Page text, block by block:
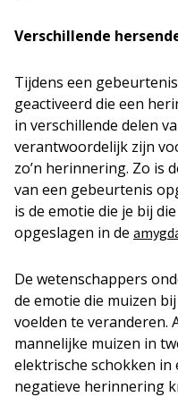
Verschillende
Tijdens een
geactiveerd die een
in verschillende delen
verantwoordelijk zijn
zo’n herinnering. Zo is
van een gebeurtenis
is de emotie die je bij
opgeslagen in de
De wetenschappers
de emotie die muizen
voelden te veranderen.
mannelijke muizen in
elektrische schokken in
negatieve herinnering